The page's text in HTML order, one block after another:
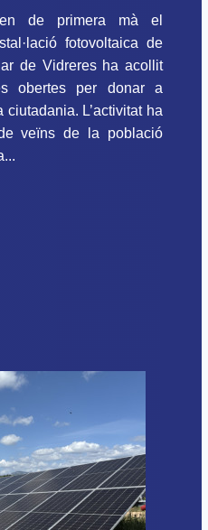
de primera mà el
fotovoltaica de
de Vidreres ha acollit
obertes per donar a
L’activitat ha
veïns de la població